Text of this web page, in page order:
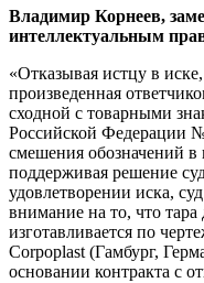
Владимир Корнеев,
интеллектуальным
«Отказывая истцу в
произведенная
сходной с товарными
Российской Федерации
смешения обозначений в
поддерживая решение
удовлетворении иска,
внимание на то, что тара
изготавливается по
Corpoplast (Гамбург,
основании контракта с